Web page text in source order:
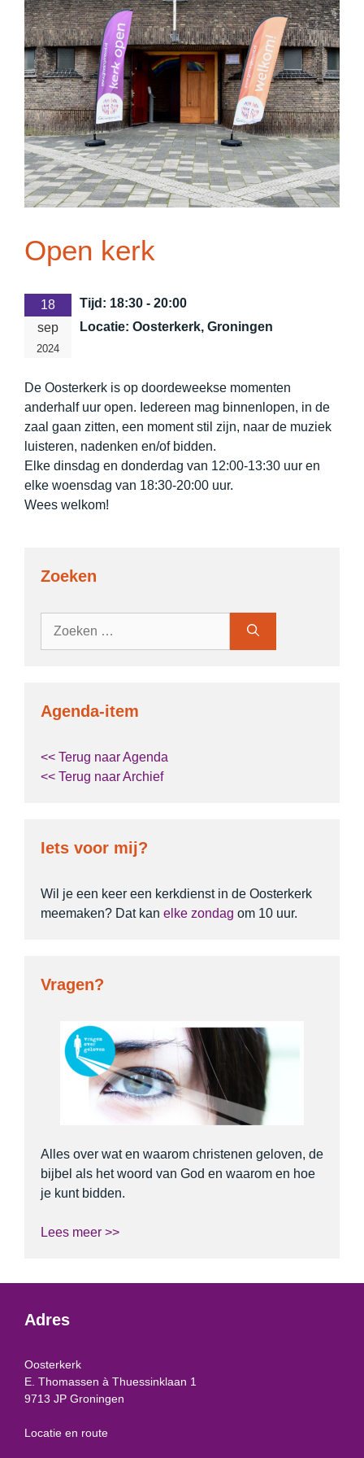
Open kerk
18
sep
2024
Tijd: 18:30 - 20:00
Locatie: Oosterkerk, Groningen
De Oosterkerk is op doordeweekse momenten
anderhalf uur open. Iedereen mag binnenlopen, in de
zaal gaan zitten, een moment stil zijn, naar de muziek
luisteren, nadenken en/of bidden.
Elke dinsdag en donderdag van 12:00-13:30 uur en
elke woensdag van 18:30-20:00 uur.
Wees welkom!
Zoeken
Agenda-item
<< Terug naar Agenda
<< Terug naar Archief
Iets voor mij?
Wil je een keer een kerkdienst in de Oosterkerk
meemaken? Dat kan elke zondag om 10 uur.
Vragen?
Alles over wat en waarom christenen geloven, de
bijbel als het woord van God en waarom en hoe
je kunt bidden.
Lees meer >>
Adres
Oosterkerk
E. Thomassen à Thuessinklaan 1
9713 JP Groningen
Locatie en route